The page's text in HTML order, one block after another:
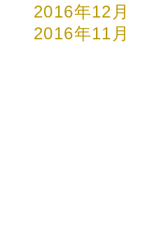
2016年12月
2016年11月